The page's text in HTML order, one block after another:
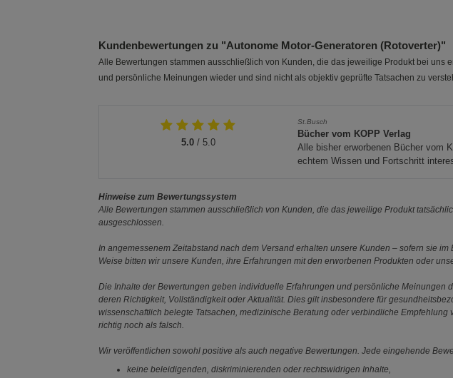
Kundenbewertungen zu "Autonome Motor-Generatoren (Rotoverter)"
Alle Bewertungen stammen ausschließlich von Kunden, die das jeweilige Produkt bei uns
und persönliche Meinungen wieder und sind nicht als objektiv geprüfte Tatsachen zu
5.0/ 5.0
St.Busch
Bücher vom KOPP Verlag
Alle bisher erworbenen Bücher vom
echtem Wissen und Fortschritt
Hinweise zum Bewertungssystem
Alle Bewertungen stammen ausschließlich von Kunden, die das jeweilige Produkt
ausgeschlossen.
In angemessenem Zeitabstand nach dem Versand erhalten unsere Kunden – sofern sie
Weise bitten wir unsere Kunden, ihre Erfahrungen mit den erworbenen Produkten oder
Die Inhalte der Bewertungen geben individuelle Erfahrungen und persönliche
deren Richtigkeit, Vollständigkeit oder Aktualität. Dies gilt insbesondere für
wissenschaftlich belegte Tatsachen, medizinische Beratung oder verbindliche
richtig noch als falsch.
Wir veröffentlichen sowohl positive als auch negative Bewertungen. Jede eingehende
keine beleidigenden, diskriminierenden oder rechtswidrigen Inhalte,